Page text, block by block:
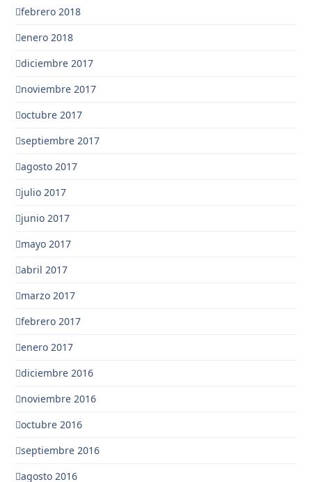
febrero 2018
enero 2018
diciembre 2017
noviembre 2017
octubre 2017
septiembre 2017
agosto 2017
julio 2017
junio 2017
mayo 2017
abril 2017
marzo 2017
febrero 2017
enero 2017
diciembre 2016
noviembre 2016
octubre 2016
septiembre 2016
agosto 2016